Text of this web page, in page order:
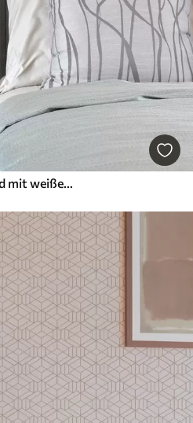
Tapeten Grauer Hintergrund mit weißen dreidimensionalen Würfeln in einem Raster